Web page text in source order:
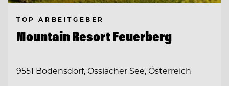
TOP ARBEITGEBER
Mountain Resort Feuerberg
9551 Bodensdorf, Ossiacher See, Österreich